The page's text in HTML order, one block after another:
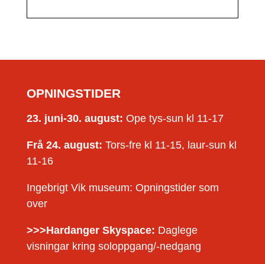
OPNINGSTIDER
23. juni-30. august: Ope tys-sun kl 11-17
Frå 24. august: Tors-fre kl 11-15, laur-sun kl
11-16
Ingebrigt Vik museum: Opningstider som
over
>>>Hardanger Skyspace: Daglege
visningar kring soloppgang/-nedgang